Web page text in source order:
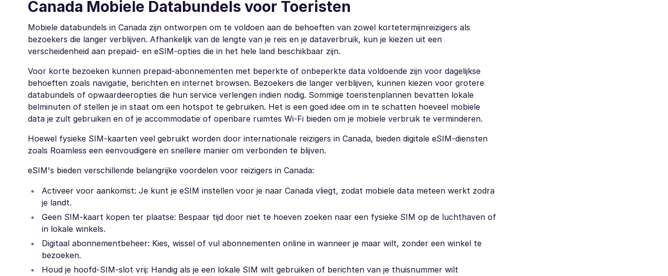
Canada Mobiele Databundels voor Toeristen
Mobiele databundels in Canada zijn ontworpen om te voldoen aan de behoeften van zowel kortetermijnreizigers als
bezoekers die langer verblijven. Afhankelijk van de lengte van je reis en je dataverbruik, kun je kiezen uit een
verscheidenheid aan prepaid- en eSIM-opties die in het hele land beschikbaar zijn.
Voor korte bezoeken kunnen prepaid-abonnementen met beperkte of onbeperkte data voldoende zijn voor dagelijkse
behoeften zoals navigatie, berichten en internet browsen. Bezoekers die langer verblijven, kunnen kiezen voor grotere
databundels of opwaardeeropties die hun service verlengen indien nodig. Sommige toeristenplannen bevatten lokale
belminuten of stellen je in staat om een hotspot te gebruiken. Het is een goed idee om in te schatten hoeveel mobiele
data je zult gebruiken en of je accommodatie of openbare ruimtes Wi-Fi bieden om je mobiele verbruik te verminderen.
Hoewel fysieke SIM-kaarten veel gebruikt worden door internationale reizigers in Canada, bieden digitale eSIM-diensten
zoals Roamless een eenvoudigere en snellere manier om verbonden te blijven.
eSIM's bieden verschillende belangrijke voordelen voor reizigers in Canada:
Activeer voor aankomst: Je kunt je eSIM instellen voor je naar Canada vliegt, zodat mobiele data meteen werkt zodra
je landt.
Geen SIM-kaart kopen ter plaatse: Bespaar tijd door niet te hoeven zoeken naar een fysieke SIM op de luchthaven of
in lokale winkels.
Digitaal abonnementbeheer: Kies, wissel of vul abonnementen online in wanneer je maar wilt, zonder een winkel te
bezoeken.
Houd je hoofd-SIM-slot vrij: Handig als je een lokale SIM wilt gebruiken of berichten van je thuisnummer wilt